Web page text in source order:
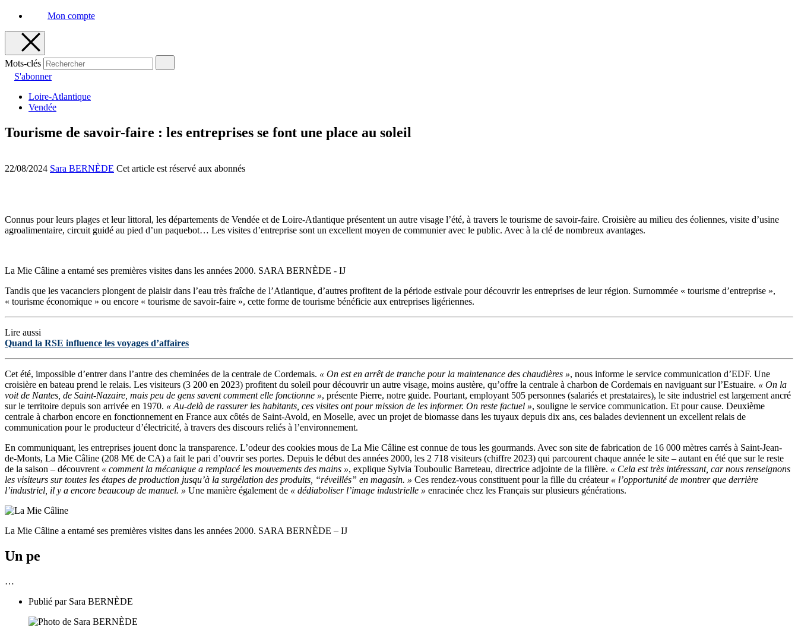
Mon compte
Mots-clés
S'abonner
Loire-Atlantique
Vendée
Tourisme de savoir-faire : les entreprises se font une place au soleil
22/08/2024 Sara BERNÈDE Cet article est réservé aux abonnés
Connus pour leurs plages et leur littoral, les départements de Vendée et de Loire-Atlantique présentent un autre visage l’été, à travers le tourisme de savoir-faire. Croisière au milieu des éoliennes, visite d’usine
agroalimentaire, circuit guidé au pied d’un paquebot… Les visites d’entreprise sont un excellent moyen de communier avec le public. Avec à la clé de nombreux avantages.
La Mie Câline a entamé ses premières visites dans les années 2000. SARA BERNÈDE - IJ
Tandis que les vacanciers plongent de plaisir dans l’eau très fraîche de l’Atlantique, d’autres profitent de la période estivale pour découvrir les entreprises de leur région. Surnommée « tourisme d’entreprise »,
« tourisme économique » ou encore « tourisme de savoir-faire », cette forme de tourisme bénéficie aux entreprises ligériennes.
Lire aussi
Quand la RSE influence les voyages d’affaires
Cet été, impossible d’entrer dans l’antre des cheminées de la centrale de Cordemais. « On est en arrêt de tranche pour la maintenance des chaudières », nous informe le service communication d’EDF. Une
croisière en bateau prend le relais. Les visiteurs (3 200 en 2023) profitent du soleil pour découvrir un autre visage, moins austère, qu’offre la centrale à charbon de Cordemais en naviguant sur l’Estuaire. « On la
voit de Nantes, de Saint-Nazaire, mais peu de gens savent comment elle fonctionne », présente Pierre, notre guide. Pourtant, employant 505 personnes (salariés et prestataires), le site industriel est largement ancré
sur le territoire depuis son arrivée en 1970. « Au-delà de rassurer les habitants, ces visites ont pour mission de les informer. On reste factuel », souligne le service communication. Et pour cause. Deuxième
centrale à charbon encore en fonctionnement en France aux côtés de Saint-Avold, en Moselle, avec un projet de biomasse dans les tuyaux depuis dix ans, ces balades deviennent un excellent relais de
communication pour le producteur d’électricité, à travers des discours reliés à l’environnement.
En communiquant, les entreprises jouent donc la transparence. L’odeur des cookies mous de La Mie Câline est connue de tous les gourmands. Avec son site de fabrication de 16 000 mètres carrés à Saint-Jean-
de-Monts, La Mie Câline (208 M€ de CA) a fait le pari d’ouvrir ses portes. Depuis le début des années 2000, les 2 718 visiteurs (chiffre 2023) qui parcourent chaque année le site – autant en été que sur le reste
de la saison – découvrent « comment la mécanique a remplacé les mouvements des mains », explique Sylvia Touboulic Barreteau, directrice adjointe de la filière. « Cela est très intéressant, car nous renseignons
les visiteurs sur toutes les étapes de production jusqu’à la surgélation des produits, “réveillés” en magasin. » Ces rendez-vous constituent pour la fille du créateur « l’opportunité de montrer que derrière
l’industriel, il y a encore beaucoup de manuel. » Une manière également de « dédiaboliser l’image industrielle » enracinée chez les Français sur plusieurs générations.
La Mie Câline a entamé ses premières visites dans les années 2000. SARA BERNÈDE – IJ
Un pe
…
Publié par Sara BERNÈDE